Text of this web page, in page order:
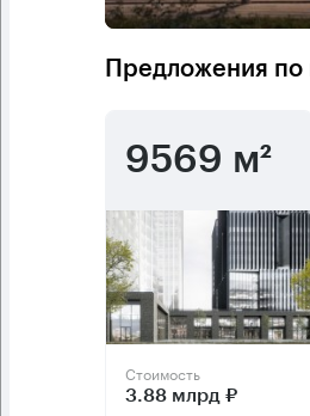
Предложения
9569 м²
Стоимость
3.88 млрд ₽